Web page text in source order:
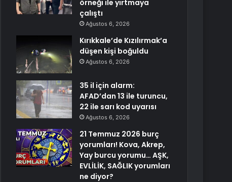
örneği ile yırtmaya
çalıştı
Ağustos 6, 2026
Kırıkkale’de Kızılırmak’a
düşen kişi boğuldu
Ağustos 6, 2026
35 il için alarm:
AFAD’dan 13 ile turuncu,
22 ile sarı kod uyarısı
Ağustos 6, 2026
21 Temmuz 2026 burç
yorumları! Kova, Akrep,
Yay burcu yorumu… AŞK,
EVLİLİK, SAĞLIK yorumları
ne diyor?